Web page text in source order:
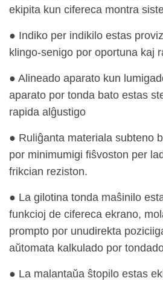
ekipita kun cifereca montra
● Indiko per indikilo estas
klingo-senigo por oportuna kaj
● Alineado aparato kun
aparato por tonda bato estas
rapida alĝustigo
● Ruliĝanta materiala subteno
por minimumigi fiŝvoston per
frikcian reziston.
● La gilotina tonda maŝinilo
funkcioj de cifereca ekrano,
prompto por unudirekta
aŭtomata kalkulado por
● La malantaŭa ŝtopilo estas